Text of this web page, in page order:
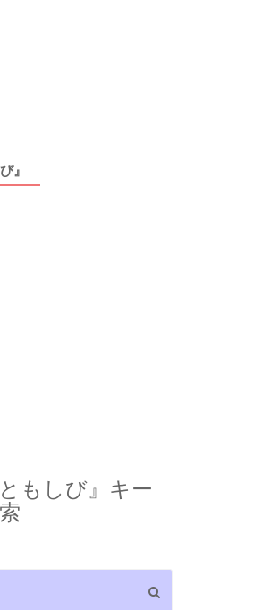
』
ともしび』キー